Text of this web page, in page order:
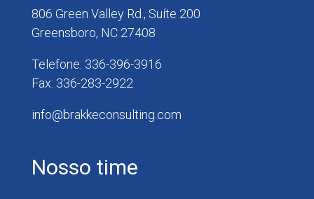
806 Green Valley Rd., Suíte 200
Greensboro, NC 27408
Telefone: 336-396-3916
Fax: 336-283-2922
info@brakkeconsulting.com
Nosso time